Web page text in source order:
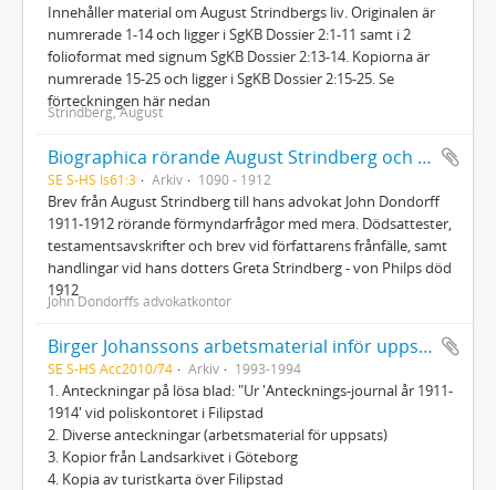
Innehåller material om August Strindbergs liv. Originalen är
numrerade 1-14 och ligger i SgKB Dossier 2:1-11 samt i 2
folioformat med signum SgKB Dossier 2:13-14. Kopiorna är
numrerade 15-25 och ligger i SgKB Dossier 2:15-25. Se
förteckningen här nedan
Strindberg, August
Biographica rörande August Strindberg och dottern Greta von Philp
SE S-HS Is61:3 Arkiv 1090 - 1912
Brev från August Strindberg till hans advokat John Dondorff
1911-1912 rörande förmyndarfrågor med mera. Dödsattester,
testamentsavskrifter och brev vid författarens frånfälle, samt
handlingar vid hans dotters Greta Strindberg - von Philps död
1912
John Dondorffs advokatkontor
Birger Johanssons arbetsmaterial inför uppsats om Nils Ferlin
SE S-HS Acc2010/74 Arkiv 1993-1994
1. Anteckningar på lösa blad: "Ur 'Antecknings-journal år 1911-
1914' vid poliskontoret i Filipstad
2. Diverse anteckningar (arbetsmaterial för uppsats)
3. Kopior från Landsarkivet i Göteborg
4. Kopia av turistkarta över Filipstad